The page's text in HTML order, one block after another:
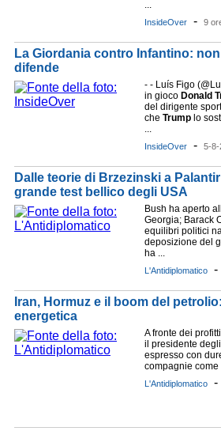
...
InsideOver - 9
La Giordania contro Infantino:
difende
- - Luís Figo
in gioco Donald
del dirigente
che Trump lo
...
InsideOver - 5-8-
Dalle teorie di Brzezinski a
grande test bellico degli USA
Bush ha aperto
Georgia; Barack
equilibri politici
deposizione del
ha ...
L'Antidiplomatico -
Iran, Hormuz e il boom del
energetica
A fronte dei
il presidente
espresso con
compagnie
L'Antidiplomatico -